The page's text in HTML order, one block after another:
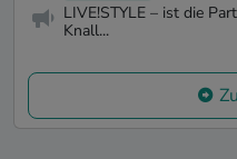
LIVE!STYLE – ist die
Knall...